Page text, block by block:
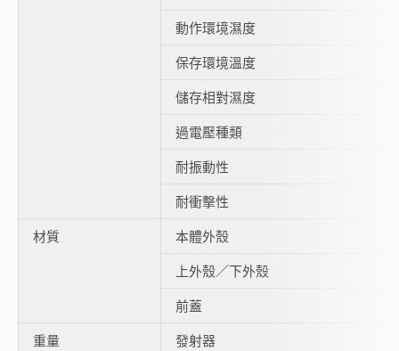
動作環境濕度
保存環境溫度
儲存相對濕度
過電壓種類
耐振動性
耐衝擊性
材質
本體外殼
上外殼／下外殼
前蓋
重量
發射器